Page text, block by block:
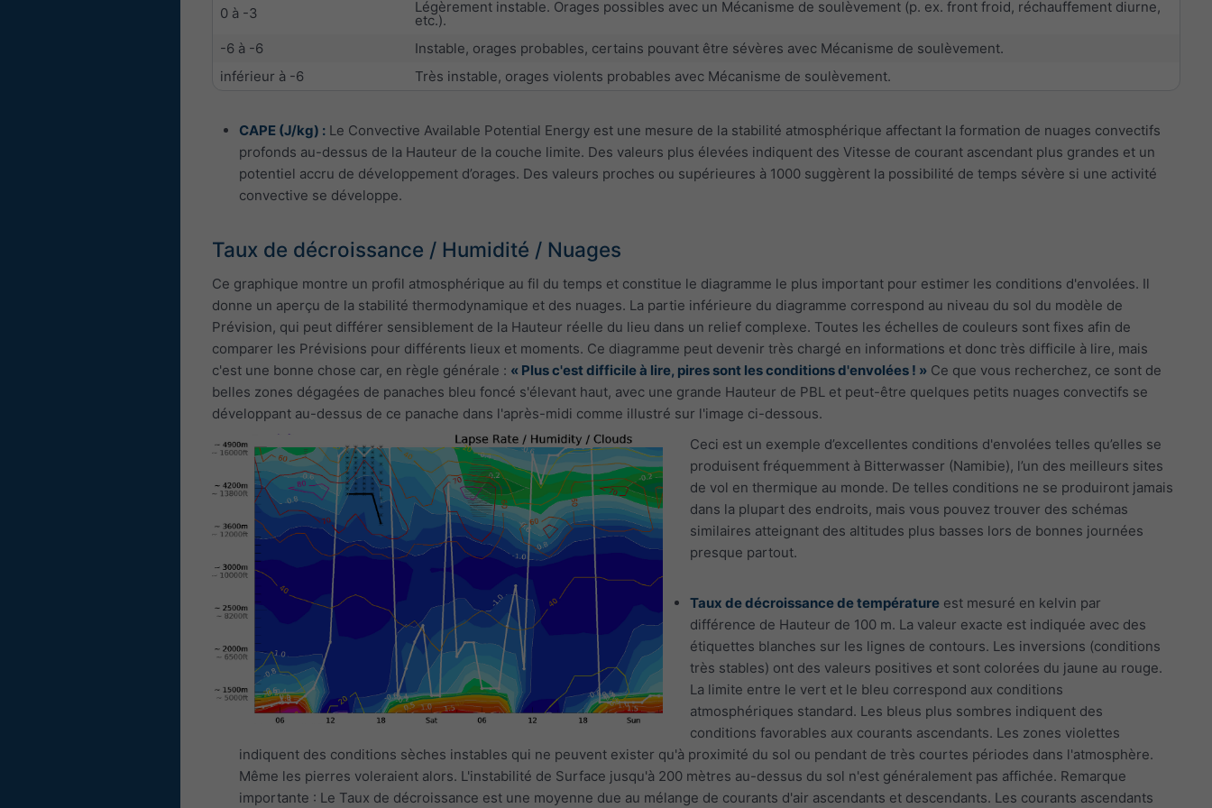
0 à -3
Légèrement instable. Orages possibles avec un Mécanisme de soulèvement (p. ex. front froid, réchauffement diurne,
etc.).
-6 à -6
Instable, orages probables, certains pouvant être sévères avec Mécanisme de soulèvement.
inférieur à -6
Très instable, orages violents probables avec Mécanisme de soulèvement.
CAPE (J/kg) : Le Convective Available Potential Energy est une mesure de la stabilité atmosphérique affectant la formation de nuages convectifs
profonds au-dessus de la Hauteur de la couche limite. Des valeurs plus élevées indiquent des Vitesse de courant ascendant plus grandes et un
potentiel accru de développement d’orages. Des valeurs proches ou supérieures à 1000 suggèrent la possibilité de temps sévère si une activité
convective se développe.
Taux de décroissance / Humidité / Nuages
Ce graphique montre un profil atmosphérique au fil du temps et constitue le diagramme le plus important pour estimer les conditions d'envolées. Il
donne un aperçu de la stabilité thermodynamique et des nuages. La partie inférieure du diagramme correspond au niveau du sol du modèle de
Prévision, qui peut différer sensiblement de la Hauteur réelle du lieu dans un relief complexe. Toutes les échelles de couleurs sont fixes afin de
comparer les Prévisions pour différents lieux et moments. Ce diagramme peut devenir très chargé en informations et donc très difficile à lire, mais
c'est une bonne chose car, en règle générale : « Plus c'est difficile à lire, pires sont les conditions d'envolées ! » Ce que vous recherchez, ce sont de
belles zones dégagées de panaches bleu foncé s'élevant haut, avec une grande Hauteur de PBL et peut-être quelques petits nuages convectifs se
développant au-dessus de ce panache dans l'après-midi comme illustré sur l'image ci-dessous.
Ceci est un exemple d’excellentes conditions d'envolées telles qu’elles se
produisent fréquemment à Bitterwasser (Namibie), l’un des meilleurs sites
de vol en thermique au monde. De telles conditions ne se produiront jamais
dans la plupart des endroits, mais vous pouvez trouver des schémas
similaires atteignant des altitudes plus basses lors de bonnes journées
presque partout.
Taux de décroissance de température est mesuré en kelvin par
différence de Hauteur de 100 m. La valeur exacte est indiquée avec des
étiquettes blanches sur les lignes de contours. Les inversions (conditions
très stables) ont des valeurs positives et sont colorées du jaune au rouge.
La limite entre le vert et le bleu correspond aux conditions
atmosphériques standard. Les bleus plus sombres indiquent des
conditions favorables aux courants ascendants. Les zones violettes
indiquent des conditions sèches instables qui ne peuvent exister qu'à proximité du sol ou pendant de très courtes périodes dans l'atmosphère.
Même les pierres voleraient alors. L'instabilité de Surface jusqu'à 200 mètres au-dessus du sol n'est généralement pas affichée. Remarque
importante : Le Taux de décroissance est une moyenne due au mélange de courants d'air ascendants et descendants. Les courants ascendants